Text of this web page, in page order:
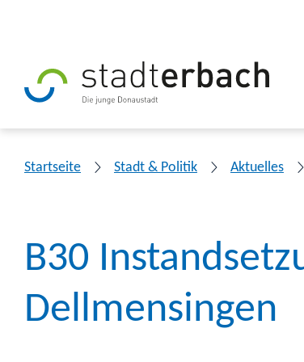
Startseite Stadt & Politik Aktuelles
B30
Dellmensingen